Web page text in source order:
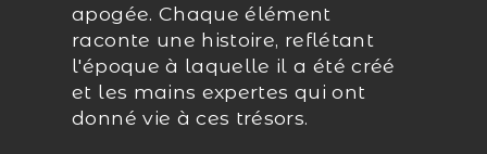
apogée. Chaque élément
raconte une histoire, reflétant
l'époque à laquelle il a été créé
et les mains expertes qui ont
donné vie à ces trésors.